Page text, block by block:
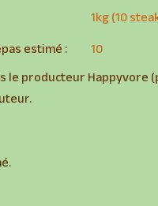
1kg (10
estimé :
10
le producteur Happyvore